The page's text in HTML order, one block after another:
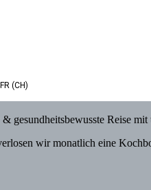
(CH)
gesundheitsbewusste Reise mit
wir monatlich eine